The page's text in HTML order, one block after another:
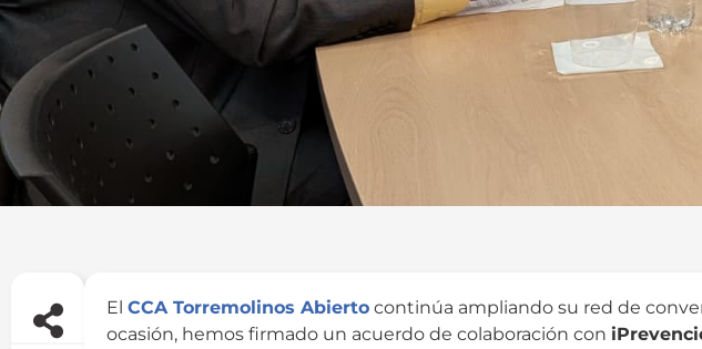
ElCCA Torremolinos Abierto continúa ampliando su red de
ocasión, hemos firmado un acuerdo de colaboración con